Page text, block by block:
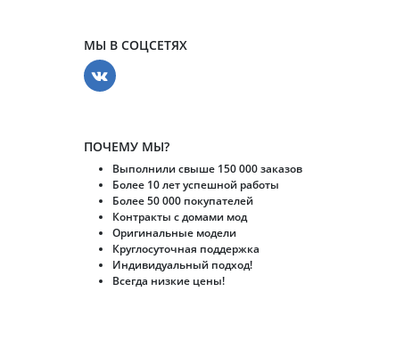
МЫ В СОЦСЕТЯХ
ПОЧЕМУ МЫ?
Выполнили свыше 150 000 заказов
Более 10 лет успешной работы
Более 50 000 покупателей
Контракты с домами мод
Оригинальные модели
Круглосуточная поддержка
Индивидуальный подход!
Всегда низкие цены!